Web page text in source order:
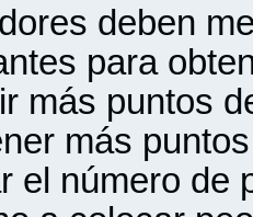
deben
para
más puntos
más
el número de